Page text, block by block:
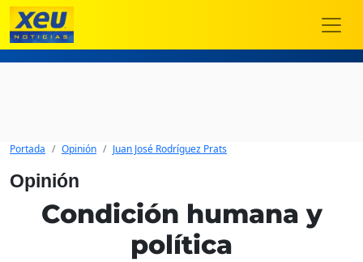
Portada Opinión Juan José Rodríguez Prats
Opinión
Condición humana y
política